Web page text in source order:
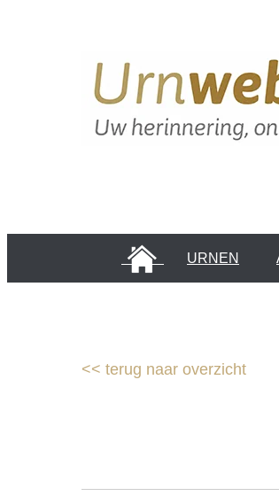
HOME URNEN
<< terug naar overzicht